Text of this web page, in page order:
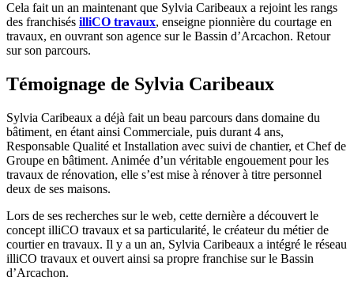
Cela fait un an maintenant que Sylvia Caribeaux a rejoint les rangs
des franchisés illiCO travaux, enseigne pionnière du courtage en
travaux, en ouvrant son agence sur le Bassin d’Arcachon. Retour
sur son parcours.
Témoignage de Sylvia Caribeaux
Sylvia Caribeaux a déjà fait un beau parcours dans domaine du
bâtiment, en étant ainsi Commerciale, puis durant 4 ans,
Responsable Qualité et Installation avec suivi de chantier, et Chef de
Groupe en bâtiment. Animée d’un véritable engouement pour les
travaux de rénovation, elle s’est mise à rénover à titre personnel
deux de ses maisons.
Lors de ses recherches sur le web, cette dernière a découvert le
concept illiCO travaux et sa particularité, le créateur du métier de
courtier en travaux. Il y a un an, Sylvia Caribeaux a intégré le réseau
illiCO travaux et ouvert ainsi sa propre franchise sur le Bassin
d’Arcachon.